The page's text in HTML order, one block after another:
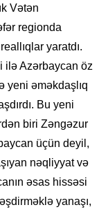
Vətən
regionda
yaratdı.
ilə Azərbaycan öz
yeni əməkdaşlıq
Bu yeni
biri Zəngəzur
üçün deyil,
nəqliyyat və
əsas hissəsi
yanaşı,